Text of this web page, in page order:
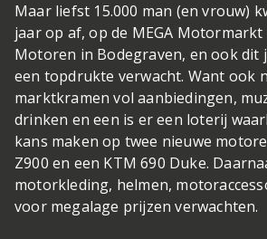
Maar liefst 15.000 man (en vrouw)
jaar op af, op de MEGA
Motoren in Bodegraven, en ook dit
een topdrukte verwacht. Want ook
marktkramen vol aanbiedingen,
drinken en een is er een loterij
kans maken op twee nieuwe
Z900 en een KTM 690 Duke.
motorkleding, helmen,
voor megalage prijzen verwachten.